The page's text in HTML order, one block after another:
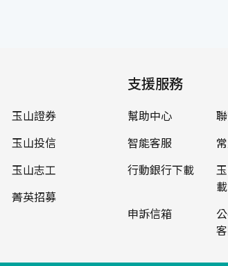
握全球市場脈動。 在資金運
證券複委託交易以圈存方式進行
不需開立自有帳戶及交割帳戶兩
只需開立一個ESA帳戶即可，有
時，也不需要向證券公司申請出
操作時，賣出款項可立即變成顧
以備隨時再進行買進，讓顧客資
訊，投資人可利用「玉山MVP
、「CTS雲端交易系統」查詢美
金
用
抽
下
用
一
刷
包
供
玉山證券
玉山投信
玉山志工
菁英招募
支援服務
幫助中心
智能客服
行動銀行下載
載
申訴信箱